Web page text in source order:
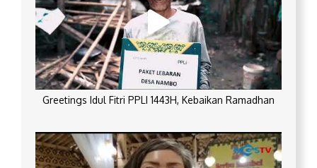
Greetings Idul Fitri PPLI 1443H, Kebaikan Ramadhan